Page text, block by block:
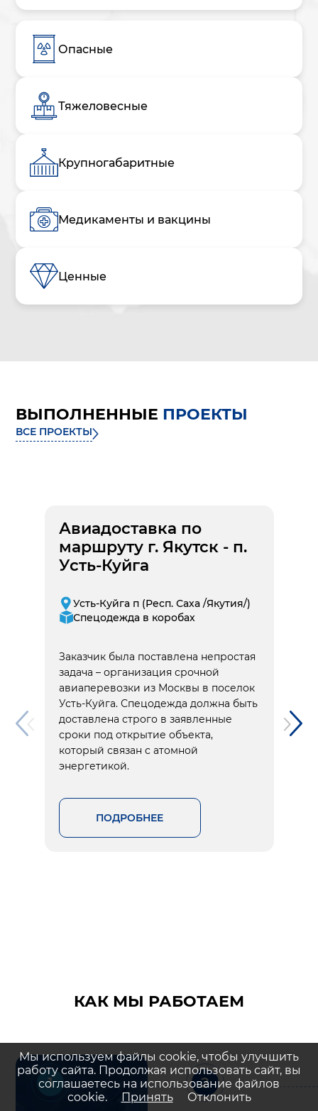
Опасные
Тяжеловесные
Крупногабаритные
Медикаменты и вакцины
Ценные
ВЫПОЛНЕННЫЕ ПРОЕКТЫ
ВСЕ ПРОЕКТЫ
Авиадоставка по
маршруту г. Якутск - п.
Усть-Куйга
Усть-Куйга п (Респ. Саха /Якутия/)
Спецодежда в коробах
Заказчик была поставлена непростая
задача – организация срочной
авиаперевозки из Москвы в поселок
Усть-Куйга. Спецодежда должна быть
доставлена строго в заявленные
сроки под открытие объекта,
который связан с атомной
энергетикой.
ПОДРОБНЕЕ
КАК МЫ РАБОТАЕМ
1 2
Мы используем файлы cookie, чтобы улучшить
работу сайта. Продолжая использовать сайт, вы
соглашаетесь на использование файлов
cookie.
Принять Отклонить